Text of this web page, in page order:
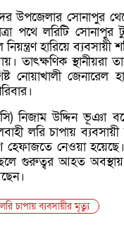
উপজেলার সোনাপুর
পথে লরিটি
হারিয়ে
তাৎক্ষণিক
নোয়াখালী জেনারেল
নিজাম উদ্দিন ভূঞা
লরি চাপায় ব্যবসায়ী
নেওয়া
গুরুত্বর আহত অবস্থায়
চাপায় ব্যবসায়ীর মৃত্যু